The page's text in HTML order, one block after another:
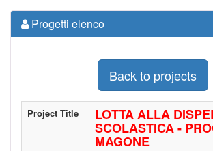
Progetti elenco
Back to projects
Project Title LOTTA ALLA
SCOLASTICA -
MAGONE